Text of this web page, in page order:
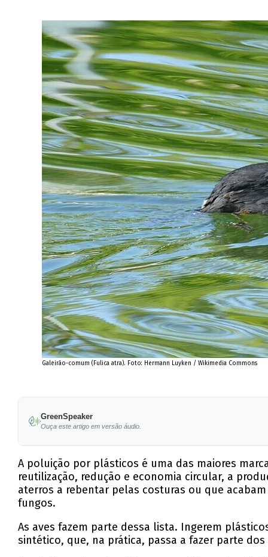
Galeirão-comum (Fulica atra). Foto: Hermann Luyken / Wikimedia Commons
GreenSpeaker
Ouça este artigo em versão áudio.
A poluição por plásticos é uma das maiores
reutilização, redução e economia circular, a
aterros a rebentar pelas costuras ou que
fungos.
As aves fazem parte dessa lista. Ingerem
sintético, que, na prática, passa a fazer parte